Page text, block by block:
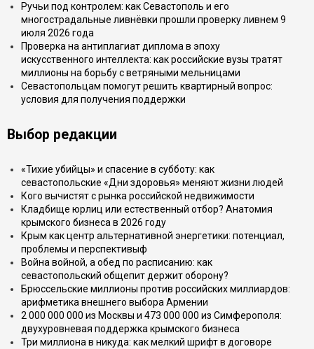
Ручьи под контролем: как Севастополь и его
многострадальные ливнёвки прошли проверку ливнем 9
июля 2026 года
Проверка на антиплагиат диплома в эпоху
искусственного интеллекта: как российские вузы тратят
миллионы на борьбу с ветряными мельницами
Севастопольцам помогут решить квартирный вопрос:
условия для получения поддержки
Выбор редакции
«Тихие убийцы» и спасение в субботу: как
севастопольские «Дни здоровья» меняют жизни людей
Кого вычистят с рынка российской недвижимости
Кладбище юрлиц или естественный отбор? Анатомия
крымского бизнеса в 2026 году
Крым как центр альтернативной энергетики: потенциал,
проблемы и перспективыф
Война войной, а обед по расписанию: как
севастопольский общепит держит оборону?
Брюссельские миллионы против российских миллиардов:
арифметика внешнего выбора Армении
2 000 000 000 из Москвы и 473 000 000 из Симферополя:
двухуровневая поддержка крымского бизнеса
Три миллиона в никуда: как мелкий шрифт в договоре